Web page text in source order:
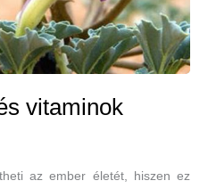
vitaminok
az ember életét, hiszen ez